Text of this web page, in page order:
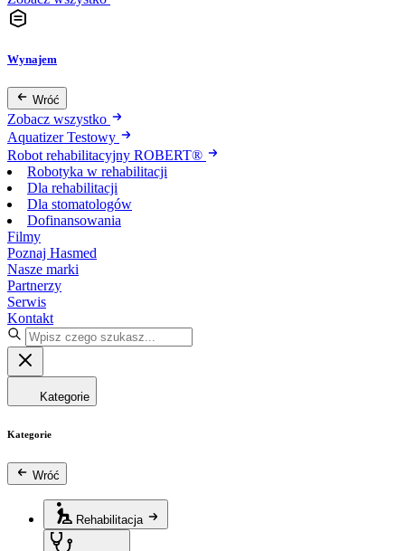
Wynajem
Wróć
Zobacz wszystko
Aquatizer Testowy
Robot rehabilitacyjny ROBERT®
Robotyka w rehabilitacji
Dla rehabilitacji
Dla stomatologów
Dofinansowania
Filmy
Poznaj Hasmed
Nasze marki
Partnerzy
Serwis
Kontakt
Kategorie
Kategorie
Wróć
Rehabilitacja